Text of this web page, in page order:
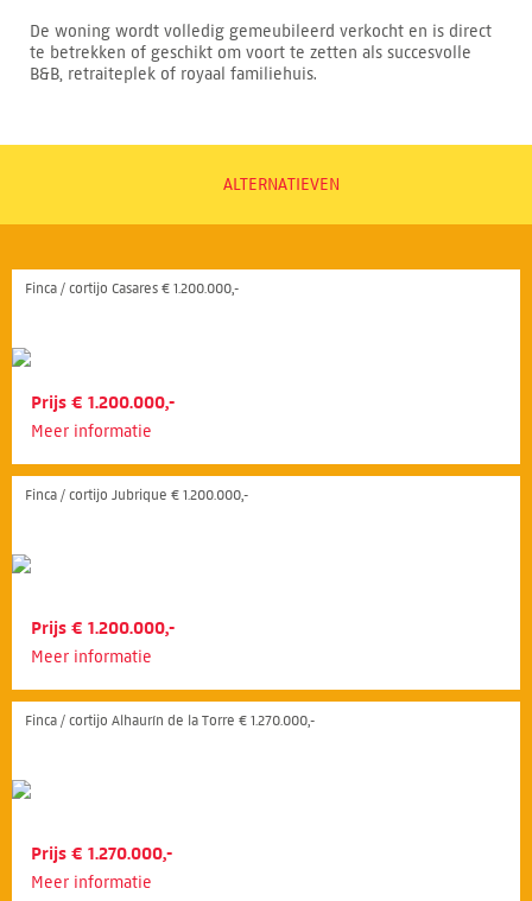
De woning wordt volledig gemeubileerd verkocht en is direct
te betrekken of geschikt om voort te zetten als succesvolle
B&B, retraiteplek of royaal familiehuis.
ALTERNATIEVEN
Finca / cortijo Casares € 1.200.000,-
Prijs € 1.200.000,-
Meer informatie
Finca / cortijo Jubrique € 1.200.000,-
Prijs € 1.200.000,-
Meer informatie
Finca / cortijo Alhaurín de la Torre € 1.270.000,-
Prijs € 1.270.000,-
Meer informatie